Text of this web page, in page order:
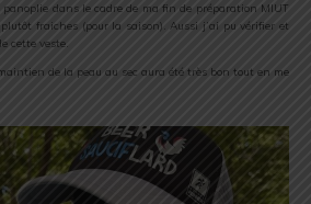
panoplie dans le cadre de ma fin de préparation MIUT
fraiches (pour la saison). Aussi j’ai pu vérifier et
cette veste.
de la peau au sec aura été très bon tout en me